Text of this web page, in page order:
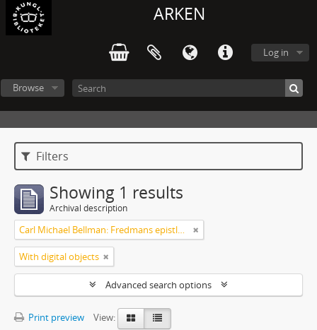
ARKEN
Log in
Browse
Filters
Showing 1 results
Archival description
Carl Michael Bellman: Fredmans epistlar och sånger m.fl. Bellman-texter
With digital objects
Advanced search options
Print preview
View: